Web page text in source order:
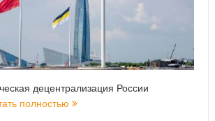
децентрализация России
полностью